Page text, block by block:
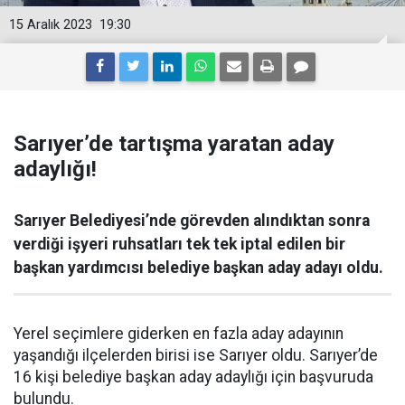
19:30
15 Aralık 2023
Sarıyer’de tartışma yaratan aday
adaylığı!
Sarıyer Belediyesi’nde görevden alındıktan sonra
verdiği işyeri ruhsatları tek tek iptal edilen bir
başkan yardımcısı belediye başkan aday adayı oldu.
Yerel seçimlere giderken en fazla aday adayının
yaşandığı ilçelerden birisi ise Sarıyer oldu. Sarıyer’de
16 kişi belediye başkan aday adaylığı için başvuruda
bulundu.